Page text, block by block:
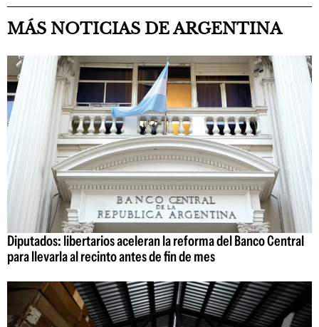
MÁS NOTICIAS DE ARGENTINA
Diputados: libertarios aceleran la reforma del Banco Central
para llevarla al recinto antes de fin de mes